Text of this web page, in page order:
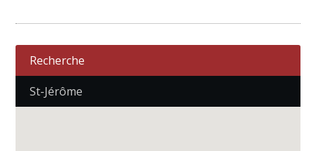
Recherche
St-Jérôme